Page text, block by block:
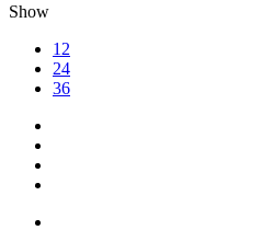
Show
12
24
36